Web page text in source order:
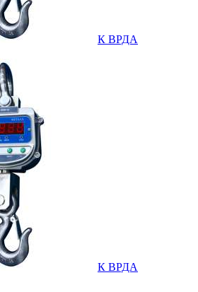
К ВРДА
К ВРДА